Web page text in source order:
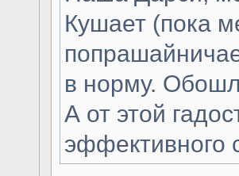
Кушает (пока
в норму.
А от этой
эффективного